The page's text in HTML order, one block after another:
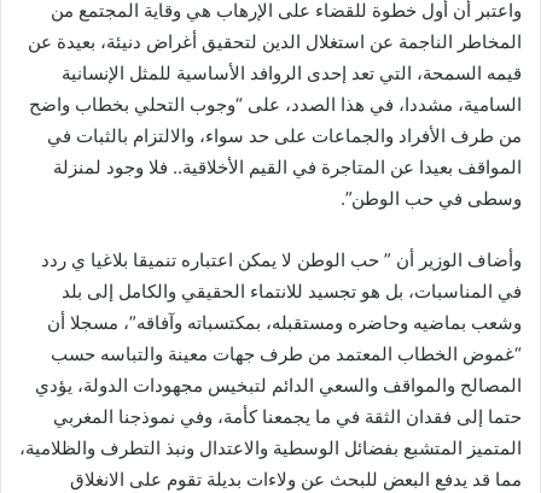
واعتبر أن أول خطوة للقضاء على الإرهاب هي وقاية المجتمع من
المخاطر الناجمة عن استغلال الدين لتحقيق أغراض دنيئة، بعيدة عن
قيمه السمحة، التي تعد إحدى الروافد الأساسية للمثل الإنسانية
السامية، مشددا، في هذا الصدد، على “وجوب التحلي بخطاب واضح
من طرف الأفراد والجماعات على حد سواء، والالتزام بالثبات في
المواقف بعيدا عن المتاجرة في القيم الأخلاقية.. فلا وجود لمنزلة
وسطى في حب الوطن”.
وأضاف الوزير أن ” حب الوطن لا يمكن اعتباره تنميقا بلاغيا ي ردد
في المناسبات، بل هو تجسيد للانتماء الحقيقي والكامل إلى بلد
وشعب بماضيه وحاضره ومستقبله، بمكتسباته وآفاقه”، مسجلا أن
“غموض الخطاب المعتمد من طرف جهات معينة والتباسه حسب
المصالح والمواقف والسعي الدائم لتبخيس مجهودات الدولة، يؤدي
حتما إلى فقدان الثقة في ما يجمعنا كأمة، وفي نموذجنا المغربي
المتميز المتشبع بفضائل الوسطية والاعتدال ونبذ التطرف والظلامية،
مما قد يدفع البعض للبحث عن ولاءات بديلة تقوم على الانغلاق